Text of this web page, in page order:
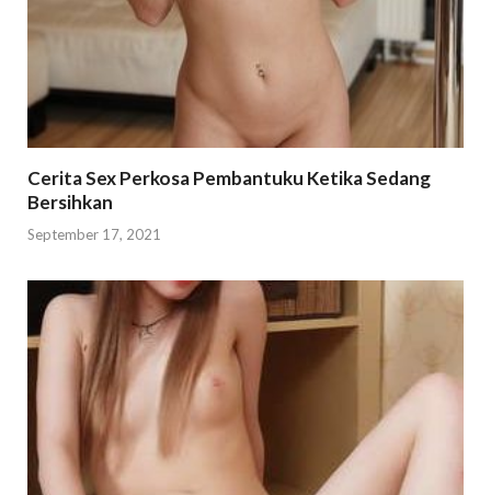
Cerita Sex Perkosa Pembantuku Ketika Sedang
Bersihkan
September 17, 2021